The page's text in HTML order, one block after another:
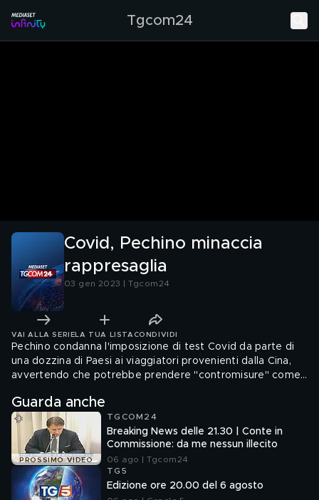
Tgcom24
Covid, Pechino minaccia
rappresaglia
03 gen 2023 | Tgcom24
VAI ALLA SERIE LA TUA LISTA CONDIVIDI
Pechino condanna l'imposizione di test Covid da parte di
una dozzina di Paesi ai viaggiatori provenienti dalla Cina,
avvertendo che potrebbe prendere "contromisure" come
inaccettabili", ha dichiarato la portavoce del Ministero degli
Esteri Mao Ning, aggiungendo che la Cina potrebbe
"prendere contromisure, sulla base del principio di
reciprocità".
Guarda anche
PROSSIMO VIDEO
TGCOM24
Breaking News delle 21.30 | Conte in
Commissione: da me nessun illecito
06 ago | Tgcom24
TG5
Edizione ore 20.00 del 6 agosto